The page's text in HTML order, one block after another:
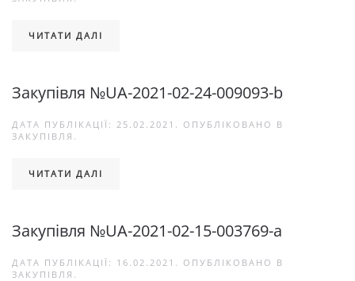
ЧИТАТИ ДАЛІ
Закупівля №UA-2021-02-24-009093-b
ДАТА ПУБЛІКАЦІЇ: 25.02.2021 . ОПУБЛІКОВАНО В
ЗАКУПІВЛЯ .
ЧИТАТИ ДАЛІ
Закупівля №UA-2021-02-15-003769-a
ДАТА ПУБЛІКАЦІЇ: 16.02.2021 . ОПУБЛІКОВАНО В
ЗАКУПІВЛЯ .